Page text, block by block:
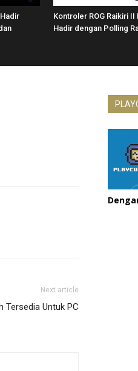
Kontroler ROG Raikiri II
Hadir dengan Polling
Next article
Tersedia Untuk PC